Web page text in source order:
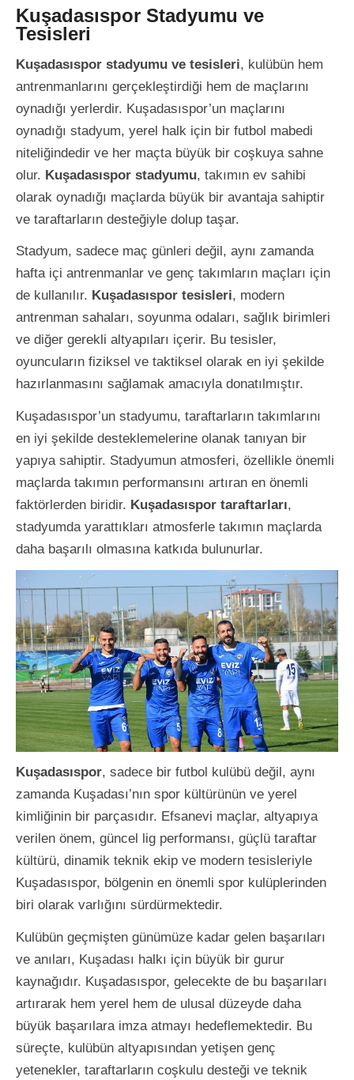
Kuşadasıspor Stadyumu ve
Tesisleri
Kuşadasıspor stadyumu ve tesisleri, kulübün hem
antrenmanlarını gerçekleştirdiği hem de maçlarını
oynadığı yerlerdir. Kuşadasıspor’un maçlarını
oynadığı stadyum, yerel halk için bir futbol mabedi
niteliğindedir ve her maçta büyük bir coşkuya sahne
olur. Kuşadasıspor stadyumu, takımın ev sahibi
olarak oynadığı maçlarda büyük bir avantaja sahiptir
ve taraftarların desteğiyle dolup taşar.
Stadyum, sadece maç günleri değil, aynı zamanda
hafta içi antrenmanlar ve genç takımların maçları için
de kullanılır. Kuşadasıspor tesisleri, modern
antrenman sahaları, soyunma odaları, sağlık birimleri
ve diğer gerekli altyapıları içerir. Bu tesisler,
oyuncuların fiziksel ve taktiksel olarak en iyi şekilde
hazırlanmasını sağlamak amacıyla donatılmıştır.
Kuşadasıspor’un stadyumu, taraftarların takımlarını
en iyi şekilde desteklemelerine olanak tanıyan bir
yapıya sahiptir. Stadyumun atmosferi, özellikle önemli
maçlarda takımın performansını artıran en önemli
faktörlerden biridir. Kuşadasıspor taraftarları,
stadyumda yarattıkları atmosferle takımın maçlarda
daha başarılı olmasına katkıda bulunurlar.
Kuşadasıspor, sadece bir futbol kulübü değil, aynı
zamanda Kuşadası’nın spor kültürünün ve yerel
kimliğinin bir parçasıdır. Efsanevi maçlar, altyapıya
verilen önem, güncel lig performansı, güçlü taraftar
kültürü, dinamik teknik ekip ve modern tesisleriyle
Kuşadasıspor, bölgenin en önemli spor kulüplerinden
biri olarak varlığını sürdürmektedir.
Kulübün geçmişten günümüze kadar gelen başarıları
ve anıları, Kuşadası halkı için büyük bir gurur
kaynağıdır. Kuşadasıspor, gelecekte de bu başarıları
artırarak hem yerel hem de ulusal düzeyde daha
büyük başarılara imza atmayı hedeflemektedir. Bu
süreçte, kulübün altyapısından yetişen genç
yetenekler, taraftarların coşkulu desteği ve teknik